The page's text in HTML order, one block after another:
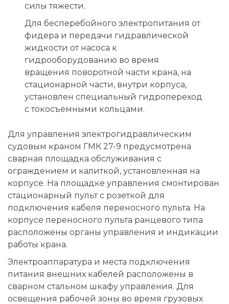
силы тяжести.
Для бесперебойного электропитания от
фидера и передачи гидравлической
жидкости от насоса к
гидрооборудованию во время
вращения поворотной части крана, на
стационарной части, внутри корпуса,
установлен специальный гидропереход
с токосъёмными кольцами.
Для управления электрогидравлическим
судовым краном ГМК 27-9 предусмотрена
сварная площадка обслуживания с
ограждением и калиткой, установленная на
корпусе. На площадке управления смонтирован
стационарный пульт с розеткой для
подключения кабеля переносного пульта. На
корпусе переносного пульта ранцевого типа
расположены органы управления и индикации
работы крана.
Электроаппаратура и места подключения
питания внешних кабелей расположены в
сварном стальном шкафу управления. Для
освещения рабочей зоны во время грузовых